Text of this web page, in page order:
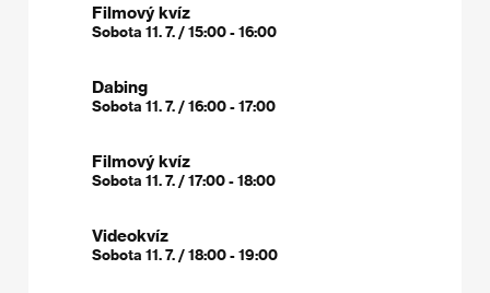
Filmový kvíz
Sobota 11. 7. / 15:00 - 16:00
Dabing
Sobota 11. 7. / 16:00 - 17:00
Filmový kvíz
Sobota 11. 7. / 17:00 - 18:00
Videokvíz
Sobota 11. 7. / 18:00 - 19:00